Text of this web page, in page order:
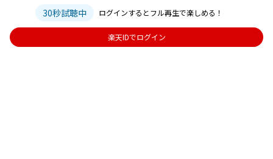
30秒試聴中 ログインするとフル再生で楽しめる！
楽天IDでログイン